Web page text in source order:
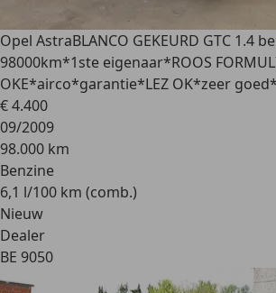
Opel AstraBLANCO GEKEURD GTC 1.4
98000km*1ste eigenaar*ROOS
OKE*airco*garantie*LEZ OK*zeer goed*
€ 4.400
09/2009
98.000 km
Benzine
6,1 l/100 km (comb.)
Nieuw
Dealer
BE 9050